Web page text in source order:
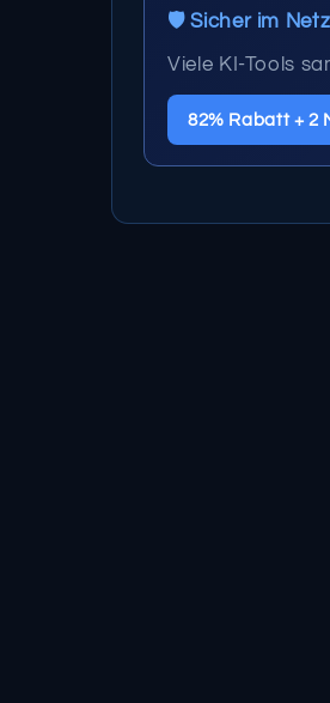
🛡️ Sicher im
Viele KI-Tools
82% Rabatt + 2